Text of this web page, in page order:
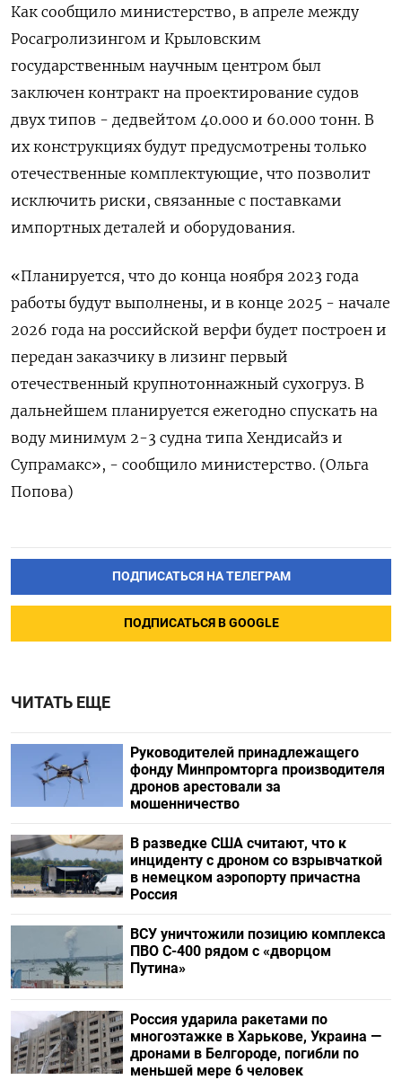
Как сообщило министерство, в апреле между
Росагролизингом и Крыловским
государственным научным центром был
заключен контракт на проектирование судов
двух типов - дедвейтом 40.000 и 60.000 тонн. В
их конструкциях будут предусмотрены только
отечественные комплектующие, что позволит
исключить риски, связанные с поставками
импортных деталей и оборудования.
«Планируется, что до конца ноября 2023 года
работы будут выполнены, и в конце 2025 - начале
2026 года на российской верфи будет построен и
передан заказчику в лизинг первый
отечественный крупнотоннажный сухогруз. В
дальнейшем планируется ежегодно спускать на
воду минимум 2-3 судна типа Хендисайз и
Супрамакс», - сообщило министерство. (Ольга
Попова)
ПОДПИСАТЬСЯ НА ТЕЛЕГРАМ
ПОДПИСАТЬСЯ В GOOGLE
ЧИТАТЬ ЕЩЕ
Руководителей принадлежащего
фонду Минпромторга производителя
дронов арестовали за
мошенничество
В разведке США считают, что к
инциденту с дроном со взрывчаткой
в немецком аэропорту причастна
Россия
ВСУ уничтожили позицию комплекса
ПВО С-400 рядом с «дворцом
Путина»
Россия ударила ракетами по
многоэтажке в Харькове, Украина —
дронами в Белгороде, погибли по
меньшей мере 6 человек